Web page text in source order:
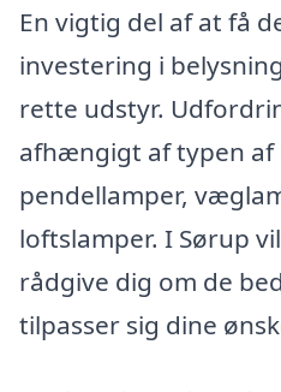
En vigtig del af at få
investering i
rette udstyr.
afhængigt af typen af
pendellamper,
loftslamper. I Sørup
rådgive dig om de
tilpasser sig dine